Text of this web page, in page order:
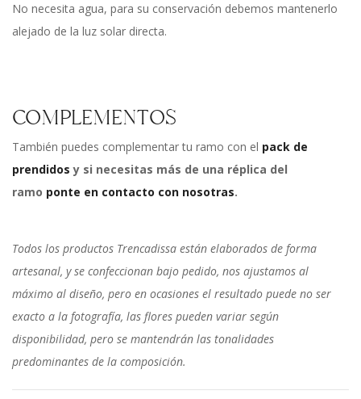
No necesita agua, para su conservación debemos mantenerlo
alejado de la luz solar directa.
COMPLEMENTOS
También puedes complementar tu ramo con el pack de
prendidos y si necesitas más de una réplica del
ramo ponte en contacto con nosotras.
Todos los productos Trencadissa están elaborados de forma
artesanal, y se confeccionan bajo pedido, nos ajustamos al
máximo al diseño, pero en ocasiones el resultado puede no ser
exacto a la fotografía, las flores pueden variar según
disponibilidad, pero se mantendrán las tonalidades
predominantes de la composición.